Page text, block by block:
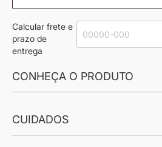
Calcular frete e
prazo de
entrega
CONHEÇA O PRODUTO
CUIDADOS